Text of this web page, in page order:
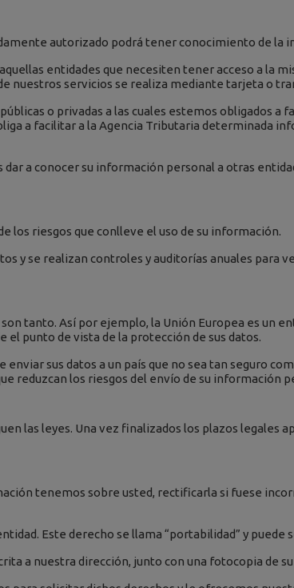
autorizado podrá tener conocimiento de la
entidades que necesiten tener acceso a la
nuestros servicios se realiza mediante tarjeta o
o privadas a las cuales estemos obligados a
a facilitar a la Agencia Tributaria determinada
dar a conocer su información personal a otras
los riesgos que conlleve el uso de su información.
y se realizan controles y auditorías anuales para
tanto. Así por ejemplo, la Unión Europea es un
el punto de vista de la protección de sus datos.
sus datos a un país que no sea tan seguro
reduzcan los riesgos del envío de su información
las leyes. Una vez finalizados los plazos legales
tenemos sobre usted, rectificarla si fuese
Este derecho se llama “portabilidad” y puede
a nuestra dirección, junto con una fotocopia de